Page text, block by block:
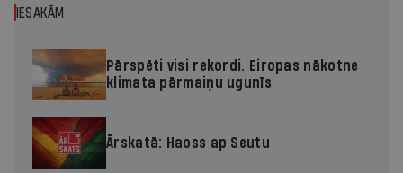
IESAKĀM
Pārspēti visi rekordi. Eiropas nākotne
klimata pārmaiņu ugunīs
Ārskatā: Haoss ap Seutu